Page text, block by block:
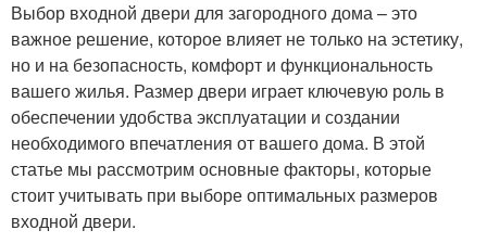
Выбор входной двери для загородного дома – это
важное решение, которое влияет не только на эстетику,
но и на безопасность, комфорт и функциональность
вашего жилья. Размер двери играет ключевую роль в
обеспечении удобства эксплуатации и создании
необходимого впечатления от вашего дома. В этой
статье мы рассмотрим основные факторы, которые
стоит учитывать при выборе оптимальных размеров
входной двери.